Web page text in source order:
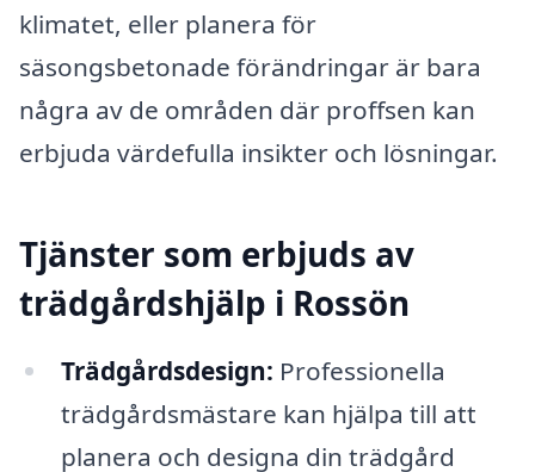
klimatet, eller planera för
säsongsbetonade förändringar är bara
några av de områden där proffsen kan
erbjuda värdefulla insikter och lösningar.
Tjänster som erbjuds av
trädgårdshjälp i Rossön
Trädgårdsdesign: Professionella
trädgårdsmästare kan hjälpa till att
planera och designa din trädgård